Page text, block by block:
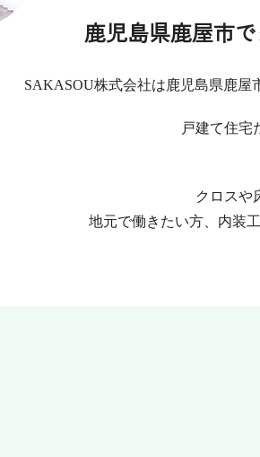
鹿児島県鹿屋市
SAKASOU株式会社は鹿児島県鹿屋
戸建て住宅
クロスや
地元で働きたい方、内装